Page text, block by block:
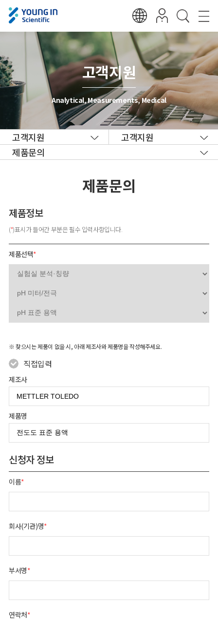
고객지원
Analytical, Measurements, Medical
고객지원
고객지원
제품문의
제품문의
제품정보
(*)표시가 들어간 부분은 필수 입력사항입니다.
제품선택*
※ 찾으시는 제품이 없을 시, 아래 제조사와 제품명을 작성해주세요.
직접입력
제조사
제품명
신청자 정보
이름*
회사(기관)명*
부서명*
연락처*